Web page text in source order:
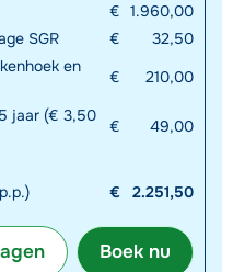
€ 1.960,00
SGR €
32,50
en
€ 210,00
jaar (€ 3,50
€ 49,00
€ 2.251,50
Boek nu